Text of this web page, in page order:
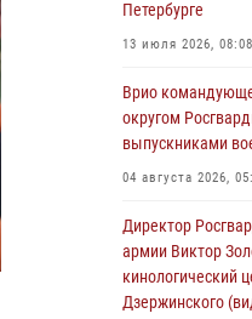
08 августа 2026,
навыки
опыта СВО
08 августа 2026,
Росгвардии
патриотического
Ломоносова —
(видео)
Петербурге
13 июля 2026, 08:08
Врио
округом
выпускниками
04 августа 2026,
Директор
армии Виктор
кинологический
Дзержинского